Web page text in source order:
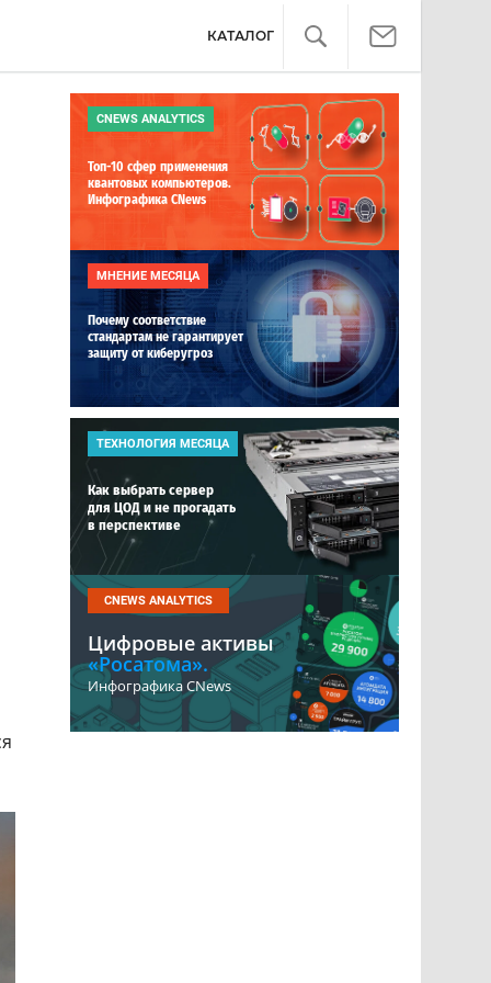
КАТАЛОГ
CNEWS ANALYTICS
Топ-10 сфер применения
квантовых компьютеров.
Инфографика CNews
МНЕНИЕ МЕСЯЦА
Почему соответствие
стандартам не гарантирует
защиту от киберугроз
ТЕХНОЛОГИЯ МЕСЯЦА
Как выбрать сервер
для ЦОД и не прогадать
в перспективе
CNEWS ANALYTICS
Цифровые активы
«Росатома».
Инфографика CNews